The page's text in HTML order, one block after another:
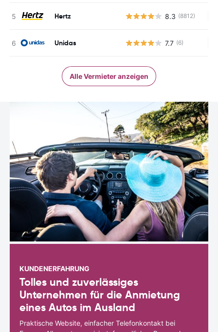
Hertz 8.3 (8812)
Unidas 7.7 (6)
Alle Vermieter anzeigen
KUNDENERFAHRUNG
Tolles und zuverlässiges
Unternehmen für die Anmietung
eines Autos im Ausland
Praktische Website, einfacher Telefonkontakt bei